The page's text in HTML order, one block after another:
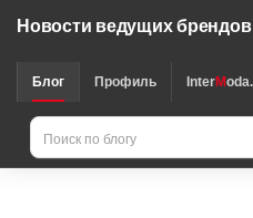
Новости ведущих брендов
Блог Профиль InterM